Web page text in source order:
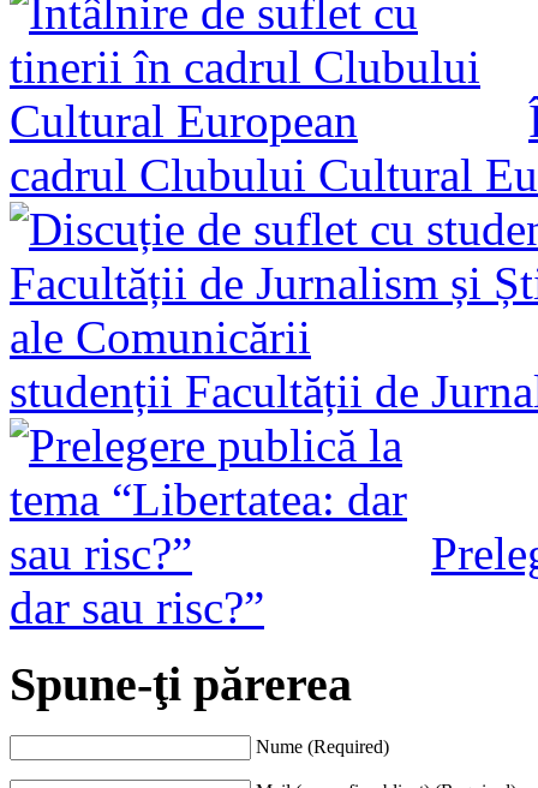
cadrul Clubului Cultural
studenții Facultății de
dar sau risc?”
Spune-ţi părerea
Nume (Required)